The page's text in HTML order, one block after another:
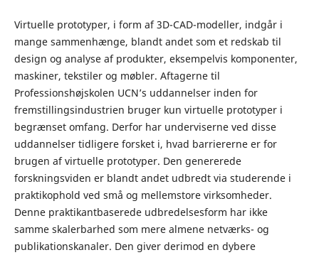
Virtuelle prototyper, i form af 3D-CAD-modeller, indgår i
mange sammenhænge, blandt andet som et redskab til
design og analyse af produkter, eksempelvis komponenter,
maskiner, tekstiler og møbler. Aftagerne til
Professionshøjskolen UCN’s uddannelser inden for
fremstillingsindustrien bruger kun virtuelle prototyper i
begrænset omfang. Derfor har underviserne ved disse
uddannelser tidligere forsket i, hvad barriererne er for
brugen af virtuelle prototyper. Den genererede
forskningsviden er blandt andet udbredt via studerende i
praktik­ophold ved små og mellemstore virksomheder.
Denne praktikantbaserede udbredelsesform har ikke
samme skalerbarhed som mere almene netværks- og
publikationskanaler. Den giver derimod en dybere